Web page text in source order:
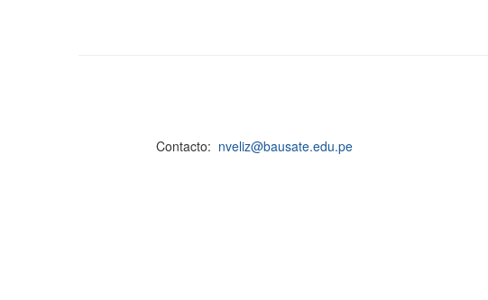
Contacto: nveliz@bausate.edu.pe